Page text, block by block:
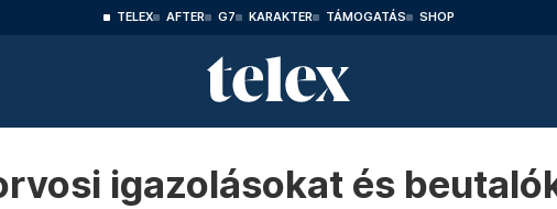
TELEX AFTER G7 KARAKTER TÁMOGATÁS SHOP
igazolásokat és